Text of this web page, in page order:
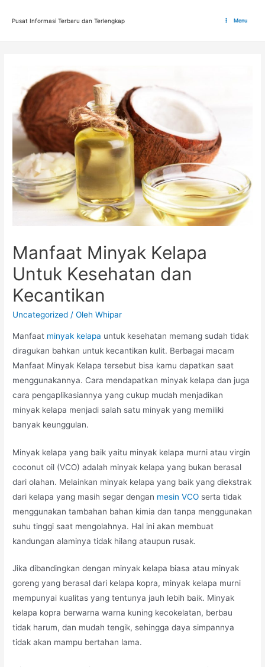
Pusat Informasi Terbaru dan Terlengkap Menu
Manfaat Minyak Kelapa
Untuk Kesehatan dan
Kecantikan
Uncategorized / OlehWhipar
Manfaat minyak kelapa untuk kesehatan memang sudah tidak
diragukan bahkan untuk kecantikan kulit. Berbagai macam
Manfaat Minyak Kelapa tersebut bisa kamu dapatkan saat
menggunakannya. Cara mendapatkan minyak kelapa dan juga
cara pengaplikasiannya yang cukup mudah menjadikan
minyak kelapa menjadi salah satu minyak yang memiliki
banyak keunggulan.
Minyak kelapa yang baik yaitu minyak kelapa murni atau virgin
coconut oil (VCO) adalah minyak kelapa yang bukan berasal
dari olahan. Melainkan minyak kelapa yang baik yang diekstrak
dari kelapa yang masih segar dengan mesin VCO serta tidak
menggunakan tambahan bahan kimia dan tanpa menggunakan
suhu tinggi saat mengolahnya. Hal ini akan membuat
kandungan alaminya tidak hilang ataupun rusak.
Jika dibandingkan dengan minyak kelapa biasa atau minyak
goreng yang berasal dari kelapa kopra, minyak kelapa murni
mempunyai kualitas yang tentunya jauh lebih baik. Minyak
kelapa kopra berwarna warna kuning kecokelatan, berbau
tidak harum, dan mudah tengik, sehingga daya simpannya
tidak akan mampu bertahan lama.